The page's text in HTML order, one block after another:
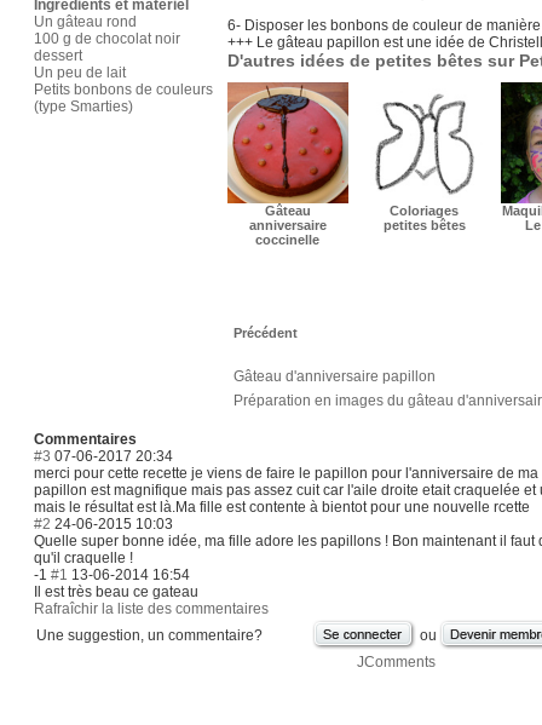
Ingrédients et matériel
Un gâteau rond
100 g de chocolat noir
dessert
Un peu de lait
Petits bonbons de couleurs
(type Smarties)
6- Disposer les bonbons de couleur de
+++ Le gâteau papillon est une idée de
D'autres idées de petites bêtes sur
Gâteau
anniversaire
coccinelle
Coloriages
petites bêtes
Précédent
Gâteau d'anniversaire papillon
Préparation en images du gâteau
Commentaires
#3 07-06-2017 20:34
merci pour cette recette je viens de faire le papillon pour l'anniversaire de
papillon est magnifique mais pas assez cuit car l'aile droite etait craquelée et
mais le résultat est là.Ma fille est contente à bientot pour une nouvelle rcette
#2 24-06-2015 10:03
Quelle super bonne idée, ma fille adore les papillons ! Bon maintenant il faut
qu'il craquelle !
-1 #1 13-06-2014 16:54
Il est très beau ce gateau
Rafraîchir la liste des commentaires
Une suggestion, un commentaire?
ou
JComments